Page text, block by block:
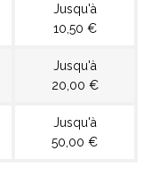
Jusqu'à
10,50 €
Jusqu'à
20,00 €
Jusqu'à
50,00 €